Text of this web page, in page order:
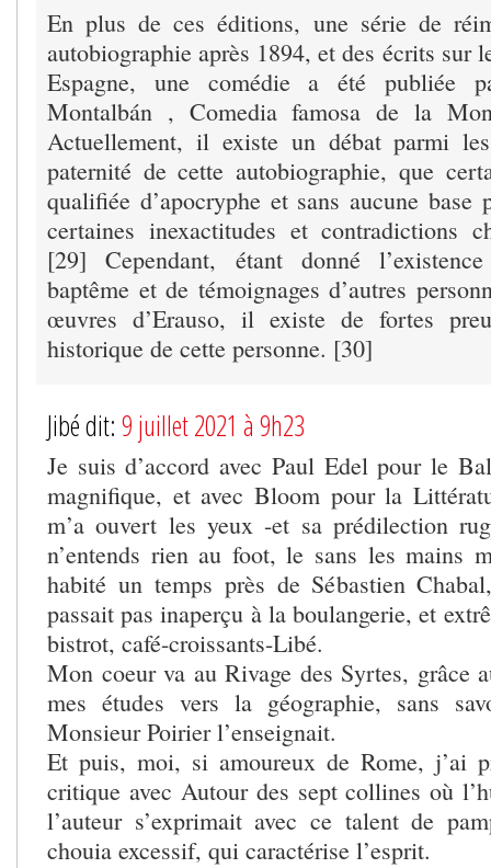
En plus de ces éditions, une série de
autobiographie après 1894, et des écrits sur
Espagne, une comédie a été publiée
Montalbán , Comedia famosa de la
Actuellement, il existe un débat parmi
paternité de cette autobiographie, que
qualifiée d’apocryphe et sans aucune base
certaines inexactitudes et contradictions
[29] Cependant, étant donné
baptême et de témoignages d’autres
œuvres d’Erauso, il existe de fortes
historique de cette personne. [30]
Jibé dit: 9 juillet 2021 à 9h23
Je suis d’accord avec Paul Edel pour le
magnifique, et avec Bloom pour la
m’a ouvert les yeux -et sa prédilection
n’entends rien au foot, le sans les mains
habité un temps près de Sébastien
passait pas inaperçu à la boulangerie, et
bistrot, café-croissants-Libé.
Mon coeur va au Rivage des Syrtes, grâce
mes études vers la géographie, sans
Monsieur Poirier l’enseignait.
Et puis, moi, si amoureux de Rome, j’ai
critique avec Autour des sept collines où
l’auteur s’exprimait avec ce talent de
chouia excessif, qui caractérise l’esprit.